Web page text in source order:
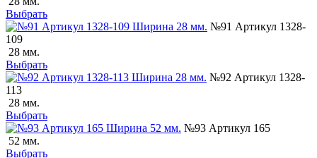
Выбрать
№91 Артикул 1328-
109
28 мм.
Выбрать
№92 Артикул 1328-
113
28 мм.
Выбрать
№93 Артикул 165
52 мм.
Выбрать